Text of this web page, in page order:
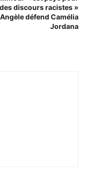
discours racistes »
défend Camélia
Jordana